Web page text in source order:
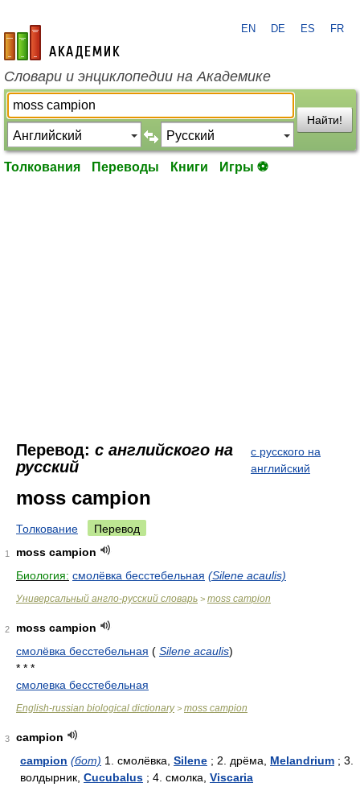
academic.ru
EN DE ES FR
Словари и энциклопедии на Академике
Найти!
Толкования Переводы Книги Игры ⚽
Перевод: с английского на
русский
с русского на
английский
moss campion
Толкование Перевод
1
moss campion
Биология: смолёвка бесстебельная (Silene acaulis)
Универсальный англо-русский словарь > moss campion
2
moss campion
смолёвка бесстебельная ( Silene acaulis)
* * *
смолевка бесстебельная
English-russian biological dictionary> moss campion
3
campion
campion (бот) 1. смолёвка, Silene ; 2. дрёма, Melandrium ; 3.
волдырник, Cucubalus ; 4. смолка, Viscaria